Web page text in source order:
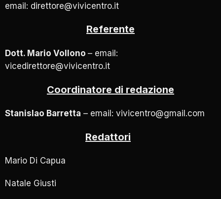
email: direttore@vivicentro.it
Referente
Dott. Mario Vollono – email:
vicedirettore@vivicentro.it
Coordinatore di redazione
Stanislao Barretta – email: vivicentro@gmail.com
Redattori
Mario Di Capua
Natale Giusti